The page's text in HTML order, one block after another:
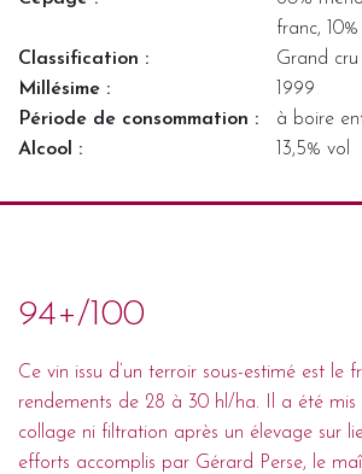
94+/100
Ce vin issu d’un terroir sous-estimé est le
rendements de 28 à 30 hl/ha. Il a été mis
collage ni filtration après un élevage sur
efforts accomplis par Gérard Perse, le
franc,
Classification :
Grand cru
Millésime :
1999
Période de consommation :
à boire
Alcool :
13,5% vol